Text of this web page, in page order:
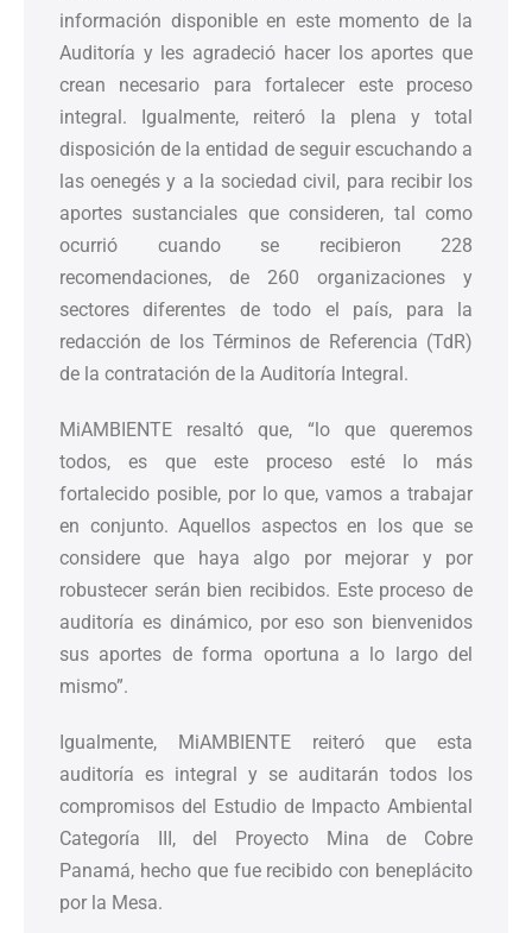
información disponible en este momento de la
Auditoría y les agradeció hacer los aportes que
crean necesario para fortalecer este proceso
integral. Igualmente, reiteró la plena y total
disposición de la entidad de seguir escuchando a
las oenegés y a la sociedad civil, para recibir los
aportes sustanciales que consideren, tal como
ocurrió cuando se recibieron 228
recomendaciones, de 260 organizaciones y
sectores diferentes de todo el país, para la
redacción de los Términos de Referencia (TdR)
de la contratación de la Auditoría Integral.
MiAMBIENTE resaltó que, “lo que queremos
todos, es que este proceso esté lo más
fortalecido posible, por lo que, vamos a trabajar
en conjunto. Aquellos aspectos en los que se
considere que haya algo por mejorar y por
robustecer serán bien recibidos. Este proceso de
auditoría es dinámico, por eso son bienvenidos
sus aportes de forma oportuna a lo largo del
mismo”.
Igualmente, MiAMBIENTE reiteró que esta
auditoría es integral y se auditarán todos los
compromisos del Estudio de Impacto Ambiental
Categoría III, del Proyecto Mina de Cobre
Panamá, hecho que fue recibido con beneplácito
por la Mesa.